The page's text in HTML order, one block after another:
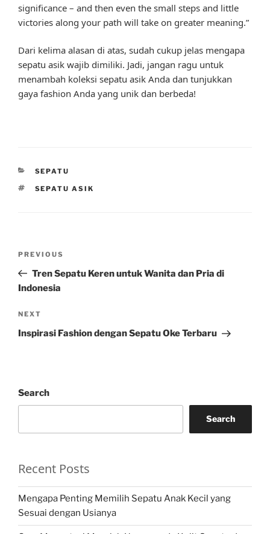
significance – and then even the small steps and little
victories along your path will take on greater meaning.”
Dari kelima alasan di atas, sudah cukup jelas mengapa
sepatu asik wajib dimiliki. Jadi, jangan ragu untuk
menambah koleksi sepatu asik Anda dan tunjukkan
gaya fashion Anda yang unik dan berbeda!
CATEGORIES
SEPATU
TAGS
SEPATU ASIK
Previous
Post
PREVIOUS
Tren Sepatu Keren untuk Wanita dan Pria di
Indonesia
Next
Post
NEXT
Inspirasi Fashion dengan Sepatu Oke Terbaru
Search
Search
Recent Posts
Mengapa Penting Memilih Sepatu Anak Kecil yang
Sesuai dengan Usianya